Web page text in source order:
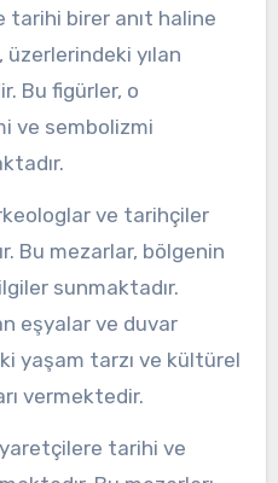
tarihi birer anıt haline
üzerlerindeki yılan
Bu figürler, o
ve sembolizmi
ve tarihçiler
Bu mezarlar, bölgenin
sunmaktadır.
eşyalar ve duvar
yaşam tarzı ve kültürel
vermektedir.
tarihi ve